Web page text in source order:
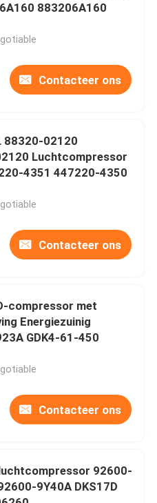
883206A160
Contacteer ons
88320-02120
Luchtcompressor
4351 447220-4350
Contacteer ons
compressor met
Energiezuinig
GDK4-61-450
Contacteer ons
92600-
9Y40A DKS17D